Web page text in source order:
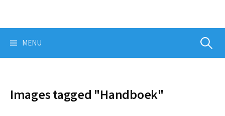
content
MENU Zoeken
Images tagged "Handboek"